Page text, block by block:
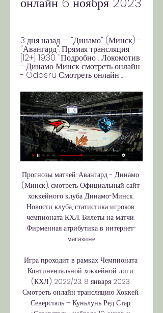
3 дня назад — "Динамо" (Минск) -
"Авангард". Прямая трансляция
[12+]. 19:30. "Подробно ... Локомотив
- Динамо Минск смотреть онлайн
- Odds.ru Смотреть онлайн ...
Прогнозы матчей: Авангард - Динамо (Минск): смотреть Официальный сайт хоккейного клуба Динамо-Минск. Новости клуба, статистика игроков чемпионата КХЛ. Билеты на матчи. Фирменная атрибутика в интернет-магазине.

Игра проходит в рамках Чемпионата Континентальной хоккейной лиги (КХЛ) 2022/23. 8 января 2023. Смотреть онлайн трансляцию Хоккей. Северсталь – Куньлунь Ред Стар. «Северсталь» набрала 19 очков и занимает 9-ю строчку в турнирной таблице Западной конференции. В активе «Лады» 27 баллов, команда находится на 5-м месте Восточной конференции. 

Прямой эфир может проходить с... «Северсталь» — «Лада»: прямая трансляция матча КХЛФутбол Премьер-лига (РПЛ) FONBET Кубок России Мелбет-Первая Лига Лига чемпионов Лига Европы Лига конференций Сборная России Чемпионат мира Евро Лига наций УЕФА Трансферы Англия Германия Испания Италия Франция МЛС (MLS) Саудовская Аравия Вторая Лига ЮФЛ Другие Таблица Календарь Статистика Новости Статьи Таблица переходов Фото Видео Все материалы Путь РПЛ. Ключевые события игры «Северсталь» — «Лада» будут доступны в матч-центре на сайте «СЭ». Куньлунь Ред Стар. КХЛ. Прямой эфир 19 октября 2021 18 окт. 

Прямые трансляции матчей ХК СКА - Санкт-Петербург. Смотреть трансляции матчей ХК СКА в прямом эфире. ДС «Мегаспорт». Начало прямого эфира: 06. 11. 2023 в 16:50. СКА. Трактор. СКА - Трактор. Ледовый дворец. Трансляции в эфире Хоккей Хоккей. ВХЛ. ЦСК ВВС - Рязань-ВДВ · в эфире Хоккей Хоккей. Чемпионат Беларуси. Экстралига. Неман - Металлург · в эфире Хоккей Хоккей. 

Хоккей. Авангард 3:4 Динамо Минск Динамо / Dinamo Minsk. Белоруссия, Минск. 220020, Республика Беларусь, г. Минск, пр-т Победителей, 111. Телефон: +375 (17) 279-09-19.

Дизель... Автомобилист. КХЛ 2023/24. Прямой эфир 9 сентября 9 сент. — 1 Смотреть онлайн трансляцию Хоккей. Сибирь – Автомобилист. Чемпионат КХЛ 2023/24. 9 сентября 2023. · 2 ﻿... 10 28. 10 29. 10 30. 10 31. 10 1. 11 2. 11 3. 11 4. 11 5. 11 6. 11 7. 11 8. 11 9. 11 10. 11 17:00 Куньлунь РС – Северсталь -: - ЦСКА – Лада Все результаты / календарь 02:15 «Сочи» — «Авангард»: видеообзор матча КХЛ 4 ноя 23:29 «Витязь» — СКА: видеообзор матча КХЛ 4 ноя 23:25 Нападающий «Барыса» Лабейт: «Игроки «Ак Барса» поймали кураж, а мы уже не смогли вернуться» 4 ноя 22:51 Нападающий «Металлурга» Коробкин: «С приходом Мозякина у нас заработало большинство» 4 ноя 22:49 «Локомотив» — «Динамо» Москва: видеообзор матча КХЛ 4 ноя 22:09 Нападающий «Спартака» Рубцов рассказал, что близок к восстановлению после травмы 4 ноя 22:03 Жафяров — о победе над «Барсом»: «Верили в себя и все получилось» 4 ноя 21:50 Защитник «Ак Барса» Адамчук: «После 0:3 в первом периоде матча с «Барысом» подумал, что нельзя так играть» 4 ноя 21:40 «Спартак» — «Торпедо»: видеообзор матча КХЛ 4 ноя 21:20 «Ак Барс» — «Барыс»: видеообзор матча КХЛ 4 ноя 21:14 «Автомобилист» — «Нефтехимик»: видеообзор матча КХЛ 4 ноя 20:50 22 Звезды России, рекорд Голдобина и ананас для Атанасова: фото матча «Спартак» — «Торпедо» Шейн Принс — о матче против «Торпедо»: «Топ-5 игра из всех, что я играл когда-то» 4 ноя 20:41 «Салават Юлаев» — «Сибирь»: видеообзор матча КХЛ 4 ноя 20:31 Нападающий «Торпедо» Артамонов выбыл на неопределенный срок 4 ноя 20:30 «Металлург» — «Динамо» Минск: видеообзор матча КХЛ 4 ноя 19:57 Билялетдинов — о победе над «Барысом»: «Отдаю должное ребятам, что вытащили такой матч» 4 ноя 19:49 Мамбеталиев: «От нашей клюшки залетела шайба, которая и решила исход матча с «Ак Барсом» 4 ноя 19:41 Голдобин побил личный рекорд результативности за один чемпионат 4 ноя 19:25 КХЛ: СКА победил «Витязь» по буллитам, «Спартак» был сильнее «Торпедо». 

Динамо Минск - Авангард: 6 ноября 2023, прямая На нашем сайте Вы можете посмотреть в прямом эфире хоккейный матч Авангард – Динамо Минск, который пройдёт 29 октября 2023.

Авангард Курск - Динамо Минск: смотреть онлайн 28 Заказывайте онлайн или по телефону +7 (495) 649-1331. Хотите посетить захватывающий хоккейный матч между командами Динамо Минск ХК — Авангард? У вас есть ...

2021 г. — Смотреть онлайн трансляцию Хоккей. Северсталь — Куньлунь Ред Стар. 19 октября 2021. На сайте предоставляется видеоплеер или ссылка на... «Северсталь» — «Лада»: прямая трансляция матча КХЛ 25 окт. 2023 г. — Северсталь — Лада: дата и время начала матча, во сколько и где смотреть видео, прямая трансляция онлайн на ТВ и сайтах, 25 октября 2023. Осень Путь регионов. 

10 27. Советы и рекомендации Медицина Вопросы и ответы Упражнения для мужчин Упражнения для женщин Универсальные упражнения Дети Экипировка Путешествия Увлечения Фильмы Сериалы Мультфильмы Суперниндзя Мода Деньги Мотивация Прогнозы на спорт Еще Меню Спорт Все новости Матч-центр Игры Газета Live–студия Опросы LIVE Рейтинг букмекеров Спортивное меню Футбол Бокс и ММА Формула-1 Волейбол Гандбол Легкая атлетика Биатлон Допинг Лыжи Горячие темы РПЛ: осень Кубок России НХЛ: старт UFC 294 Авторские рубрики Разговор по пятницам Голышак вспоминает День с Шевченко Зимние виды спорта Летние виды спорта Бобслей Горные лыжи Керлинг Коньки Лыжные гонки Прыжки с трамплина Сани Скелетон Сноуборд Фристайл Хоккей с мячом Шорт-трек Автоспорт Бадминтон Баскетбол 3х3 Батут Бейсбол Бокс Борьба Велоспорт Водное поло Гольф Гребля Дайвинг Карате Конный спорт Мини-футбол ММА (смешанные единоборства) Настольный теннис Парусный спорт Плавание Пляжный волейбол Пляжный футбол Прыжки в воду Регби Серфинг Синхронное плавание Скалолазание Скейтбординг Спортивная гимнастика Современное пятиборье Софтбол Стрельба Стрельба из лука Триатлон Тяжелая атлетика Фехтование Хоккей на траве Художественная гимнастика Паралимпийские игры Универсиада Остальные Шахматы Киберспорт Общество Стиль жизни и ЗОЖ Женская лига Чемпионат мира по футболу Единоборства Чемпионат Европы по футболу ЧМ-2022 ЧМ-2018 ЧМ-2014 РПЛ Первая лига (ФНЛ) Вторая лига (ФНЛ-2) ММА / UFC КХЛ / Кубок Гагарина НХЛ / Кубок Стэнли Молодежный ЧМ Евротур Париж-2024 Пекин-2022 Токио-2020 Пхенчхан-2018 Рио-2016 Сочи-2014 Евро-2020 Евро-2016 Евро-2012 Евро-2008 Лига наций Сборная России по футболу Сборная России по хоккею Главная КХЛ 1 0 25 октября, 18:15 Матч КХЛ «Северсталь» — «Лада» начнется в 19. 

Где смотреть "Автомобилист" - "Сибирь", во сколько 5 нояб. — Игру в прямом эфире можно посмотреть на KHL TV. Полная статистика и предматчевая аналитика доступны в нашем матч центр. Источник AllHockey... Автомобилист - Сибирь смотреть онлайн трансляцию 13 часов назад — 6 ноября 2023. Онлайн результат матча Автомобилист — Сибирь доступен на нашем сайте бесплатно, без регистрации. 

Динамо Минск Авангард прямой эфир 29 октября 2023 ... онлайн · Fonbet Кубок Блинова · Программа лояльности · Мобильное приложение Смотрите видеообзор матча "Авангард" - "Динамо" Минск (7:2). Пресс-служба ХК ...

ХК Динамо (Минск, Белоруссия) - последние новости на Смотреть онлайн чемпионат Фонбет КХЛ и другие чемпионаты на Кинопоиске Динамо Минск — Авангард, Омск чередует победы и поражения. Есть у ястребов ...

Купить Билеты на Динамо Минск ХК — Авангард 3 дня назад — "Динамо" (Минск) - "Авангард". Прямая трансляция [12+]. 19:30. "Подробно Локомотив - Динамо Минск смотреть онлайн - Odds.ru Смотреть онлайн ...

Хоккейный клуб Динамо-Минск 8 дней назад — 2023 г. — Авангард – Динамо Минск: прямая трансляция, где смотреть матч онлайн В 16:20 по московскому времени прямой эфир с «G-Drive» арены в ...

КХЛ: полный календарь матчей и все команды сезона ХК Лада ХК Северсталь Читайте также Российские чиновники разносят Баха за двойные стандарты. Мы никогда не помиримся с МОК? Двукратный олимпийский чемпион фигурист Протопопов умер в Швейцарии В Минобороны заявили о повреждении корабля в Керчи при ракетном ударе ВСУ Адвокат Цыгановых раскрыла детали произошедшего в их квартире инцидента Минюст РФ добавил в реестр иноагентов пять человек Что меняет для Азовского моря статус внутреннего: спецпроект «Известий» Популярное видео Будущее Жафярова, «Авангард», Толчинский и Грицюк в СКА: live Как стать скаутом клуба НХЛ, три года в «Авангарде», журналистика и хоккей Итоги первого месяца КХЛ: лайв «СЭ» Алтыбармакян: сенсационный старт «Лады», переход из СКА Бурмистров: мощный старт «Спартака» / Жамнов — топ-тренер? / НХЛ Плохой старт СКА, Мичков в Сочи, мощное начало Разина Проблемы СКА и ЦСКА, Ларионов разрывает КХЛ, Мичков в запасе Толчинский: уход из «Авангарда», Крылов, кричалка про ЦСКА Никитин, Лихачев: предсезонка, лакросс-гол Кагарлицкий: слухи об обмене, Радулов и Шипачев Никита Квартальнов: скандал в Минске, отношения с агентами Скабелка: селекция «Барыса», уход Михайлиса, влияние болельщиков Войнов: «Ак Барс» и Билялетдинов, Россия и США, НХЛ Ковальчук: завершение карьеры, «Спартак», иностранцы с паспортом РФ Разин: новички и молодежь «Магнитки», победа над «Авто» Серебряков: почему не перешел в СКА, симуляции Шестеркина Билялетдинов, Жафяров, Яшкин: интервью с тренировки «Ак Барса» Разин: селекция «Магнитки», баллоны, разговор с Голдобиным Михайлис: переход в «Магнитку», работа с Разиным, вариант из НХЛ Баширов: трансферы «Салавата», сколько в Уфе потратят на зарплаты Юров: кэмп «Миннесоты», знакомство с Капризовым, сезон в «Металлурге» Крылов уходит, Грицюк в СКА, итоги ЧМ без России Генменеджер «Ак Барса» Валиуллин: Радулов, Билл, Знарок, новая арена Толчинский в СКА, Кравец остается в «Авангарде», а Яшкин — в «Ак Барсе»? Якубов: какой будет «Лада» в КХЛ, отношения со СКА, трансферы Шипачев: финал «Ак Барса», Радулов, Знарок, журналисты Самые обсуждаемые 24 часа 3 дня Неделя 149 96 «Зенит» обыграл «Балтику» и вышел на первое место в РПЛ 27 12 «Вашингтон» обыграл «Коламбус», Воронков забил гол 26 55 ЭСК: Безбодоров верно удалил защитника «Спартака» Бабича в матче с «Факелом» 23 Зарубежные 31 Личная жизнь Криштиану Роналду: большая семья, дети от суррогатной матери и роскошные дома по всему миру 18 13 Судьи Карасев, Кукуян и Иванов не наказаны за ошибки в 12-м туре ` «Трактор» забросил курьезную шайбу в ворота «Магнитки»: «Попадает чуть ниже спины» «Куньлунь» — СКА: прямая трансляция матча КХЛ Положение команд Восточная конференция И В П О Металлург Мг 28 16